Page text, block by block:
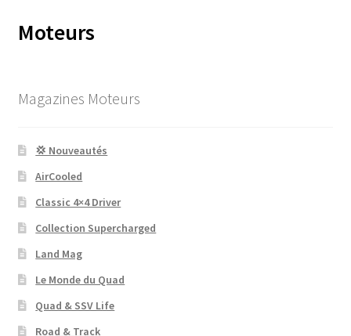
Moteurs
Magazines Moteurs
💢 Nouveautés
AirCooled
Classic 4×4 Driver
Collection Supercharged
Land Mag
Le Monde du Quad
Quad & SSV Life
Road & Track